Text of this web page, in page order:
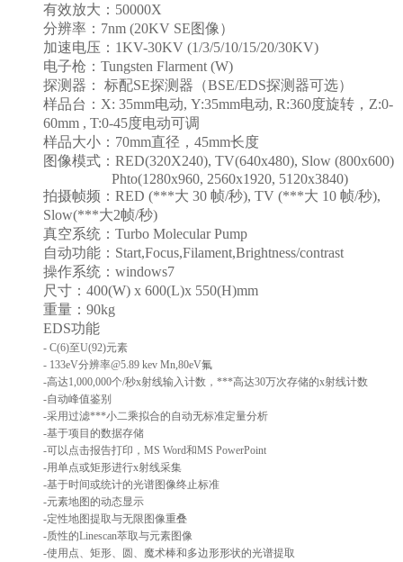
有效放大：50000X
分辨率：7nm (20KV SE图像）
加速电压：1KV-30KV (1/3/5/10/15/20/30KV)
电子枪：Tungsten Flarment (W)
探测器： 标配SE探测器（BSE/EDS探测器可选）
样品台：X: 35mm电动, Y:35mm电动, R:360度旋转，Z:0-
60mm , T:0-45度电动可调
样品大小：70mm直径，45mm长度
图像模式：RED(320X240), TV(640x480), Slow (800x600)
Phto(1280x960, 2560x1920, 5120x3840)
拍摄帧频：RED (***大 30 帧/秒), TV (***大 10 帧/秒),
Slow(***大2帧/秒)
真空系统：Turbo Molecular Pump
自动功能：Start,Focus,Filament,Brightness/contrast
操作系统：windows7
尺寸：400(W) x 600(L)x 550(H)mm
重量：90kg
EDS功能
- C(6)至U(92)元素
- 133eV分辨率@5.89 kev Mn,80eV氟
-高达1,000,000个/秒x射线输入计数，***高达30万次存储的x射线计数
-自动峰值鉴别
-采用过滤***小二乘拟合的自动无标准定量分析
-基于项目的数据存储
-可以点击报告打印，MS Word和MS PowerPoint
-用单点或矩形进行x射线采集
-基于时间或统计的光谱图像终止标准
-元素地图的动态显示
-定性地图提取与无限图像重叠
-质性的Linescan萃取与元素图像
-使用点、矩形、圆、魔术棒和多边形形状的光谱提取